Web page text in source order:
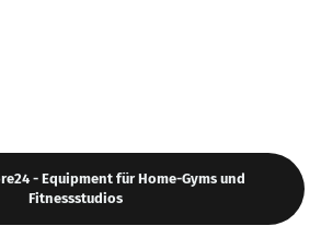
- Equipment für Home-Gyms und
Fitnessstudios